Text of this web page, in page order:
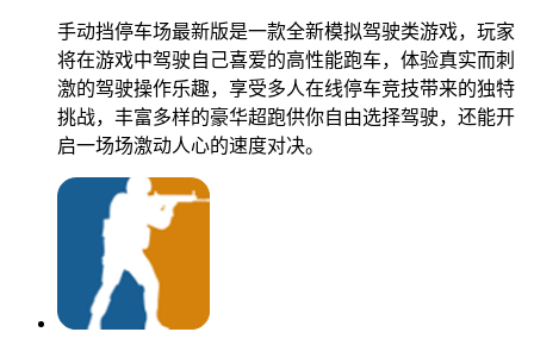
手动挡停车场最新版是一款全新模拟驾驶类游戏，玩家
将在游戏中驾驶自己喜爱的高性能跑车，体验真实而刺
激的驾驶操作乐趣，享受多人在线停车竞技带来的独特
挑战，丰富多样的豪华超跑供你自由选择驾驶，还能开
启一场场激动人心的速度对决。